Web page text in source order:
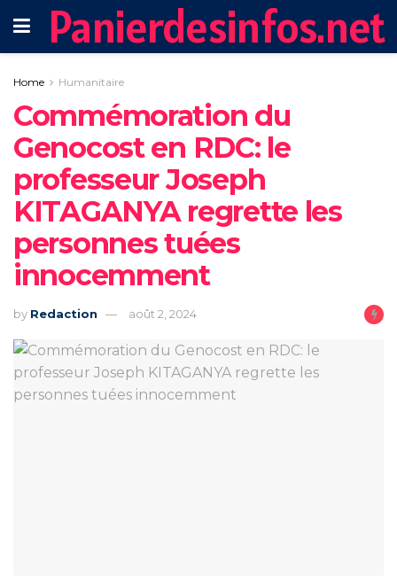
Panierdesinfos.net
Home Humanitaire
Commémoration du
Genocost en RDC: le
professeur Joseph
KITAGANYA regrette les
personnes tuées
innocemment
by Redaction août 2, 2024